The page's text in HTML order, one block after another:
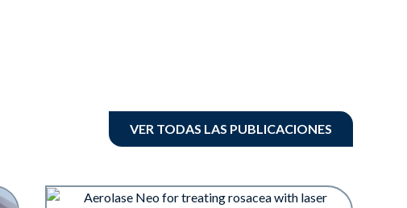
VER TODAS LAS PUBLICACIONES